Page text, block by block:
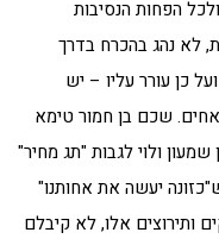
הפחות הנסיבות
לא נהג בהכרח בדרך
כן עורר עליו – יש
שכם בן חמור טימא
ולוי לגבות "תג מחיר"
יעשה את אחותנו"
ותירוצים אלו, לא קיבלם